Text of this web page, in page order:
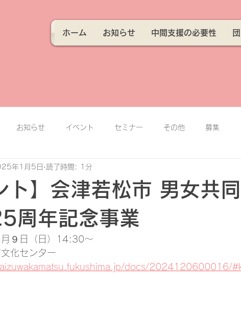
ホーム お知らせ 中間支援の必要性
お知らせ イベント セミナー その他 募集
ト】会津若松市 男女共
周年記念事業
年1月5日 読了時間: 1分
月９日（日）14:30～
化センター
docs/2024120600016/